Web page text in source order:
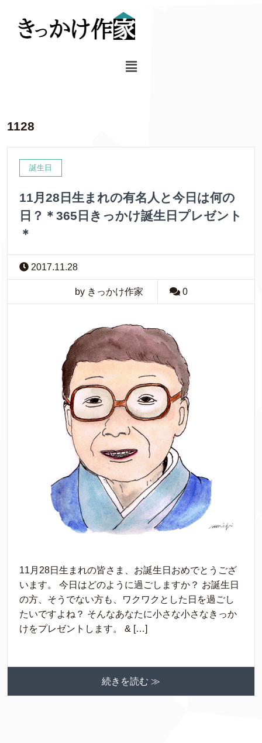
1128
誕生日
11月28日生まれの有名人と今日は何の
日？＊365日きっかけ誕生日プレゼント
＊
2017.11.28
by きっかけ作家 0
11月28日生まれの皆さま、お誕生日おめでとうござ
います。 今日はどのように過ごしますか？ お誕生日
の方、そうでない方も、ワクワクとした日を過ごし
たいですよね？ そんなあなたに小さな小さなきっか
けをプレゼントします。 & […]
続きを読む ≫